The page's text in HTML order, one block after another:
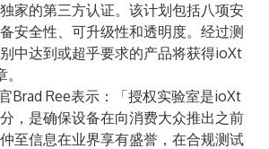
家的第三方认证。该计划包括八项安
安全性、可升级性和透明度。经过测
中达到或超乎要求的产品将获得ioXt
Brad Ree表示：「授权实验室是ioXt
，是确保设备在向消费大众推出之前
至信息在业界享有盛誉，在合规测试